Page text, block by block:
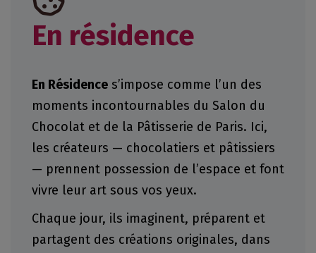
En résidence
En Résidence s’impose comme l’un des
moments incontournables du Salon du
Chocolat et de la Pâtisserie de Paris. Ici,
les créateurs — chocolatiers et pâtissiers
— prennent possession de l’espace et font
vivre leur art sous vos yeux.
Chaque jour, ils imaginent, préparent et
partagent des créations originales, dans